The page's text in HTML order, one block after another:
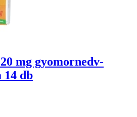
mg gyomornedv-
14 db